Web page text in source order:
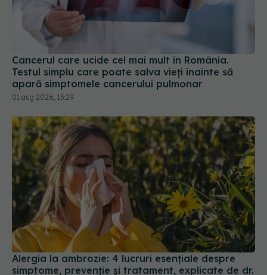
Testul simplu care poate salva vieți înainte să
apară simptomele cancerului pulmonar
01 aug 2026, 13:29
Alergia la ambrozie: 4 lucruri esențiale despre
simptome, prevenție și tratament, explicate de dr.
Tudor Ciuhodaru
07 aug 2026, 08:21